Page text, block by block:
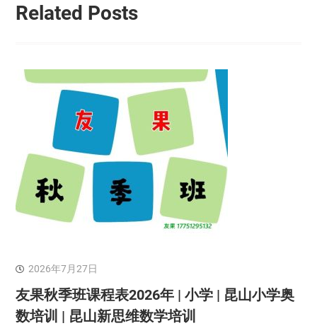
Related Posts
2026年7月27日
友果秋季班课程表2026年 | 小学 | 昆山小学奥
数培训 | 昆山新思维数学培训